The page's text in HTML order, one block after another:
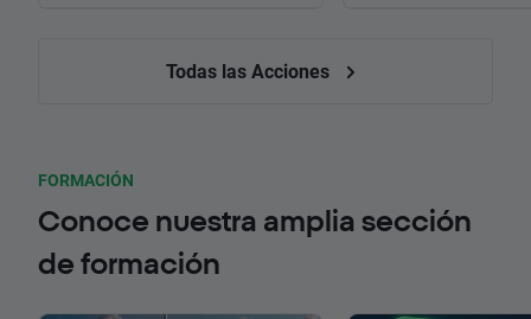
Todas las Acciones
FORMACIÓN
Conoce nuestra amplia sección
de formación